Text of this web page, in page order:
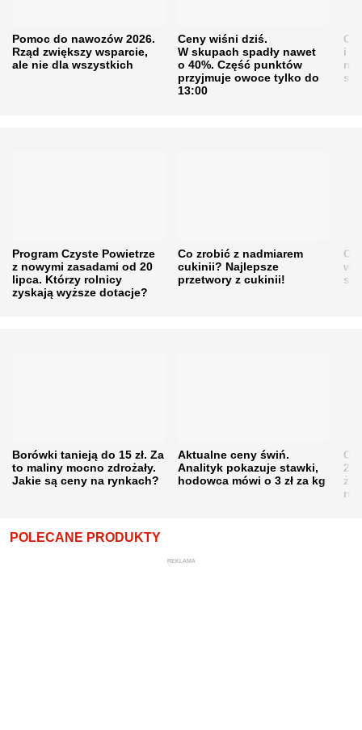
Pomoc do nawozów 2026.
Rząd zwiększy wsparcie,
ale nie dla wszystkich
Ceny wiśni dziś.
W skupach spadły nawet
o 40%. Część punktów
przyjmuje owoce tylko do
13:00
i
Program Czyste Powietrze
z nowymi zasadami od 20
lipca. Którzy rolnicy
zyskają wyższe dotacje?
Co zrobić z nadmiarem
cukinii? Najlepsze
przetwory z cukinii!
w
Borówki tanieją do 15 zł. Za
to maliny mocno zdrożały.
Jakie są ceny na rynkach?
Aktualne ceny świń.
Analityk pokazuje stawki,
hodowca mówi o 3 zł za kg
POLECANE PRODUKTY
REKLAMA